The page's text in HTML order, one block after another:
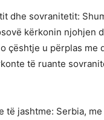
dhe sovranitetit:
kërkonin njohjen
çështje u përplas me
të ruante
të jashtme: Serbia,